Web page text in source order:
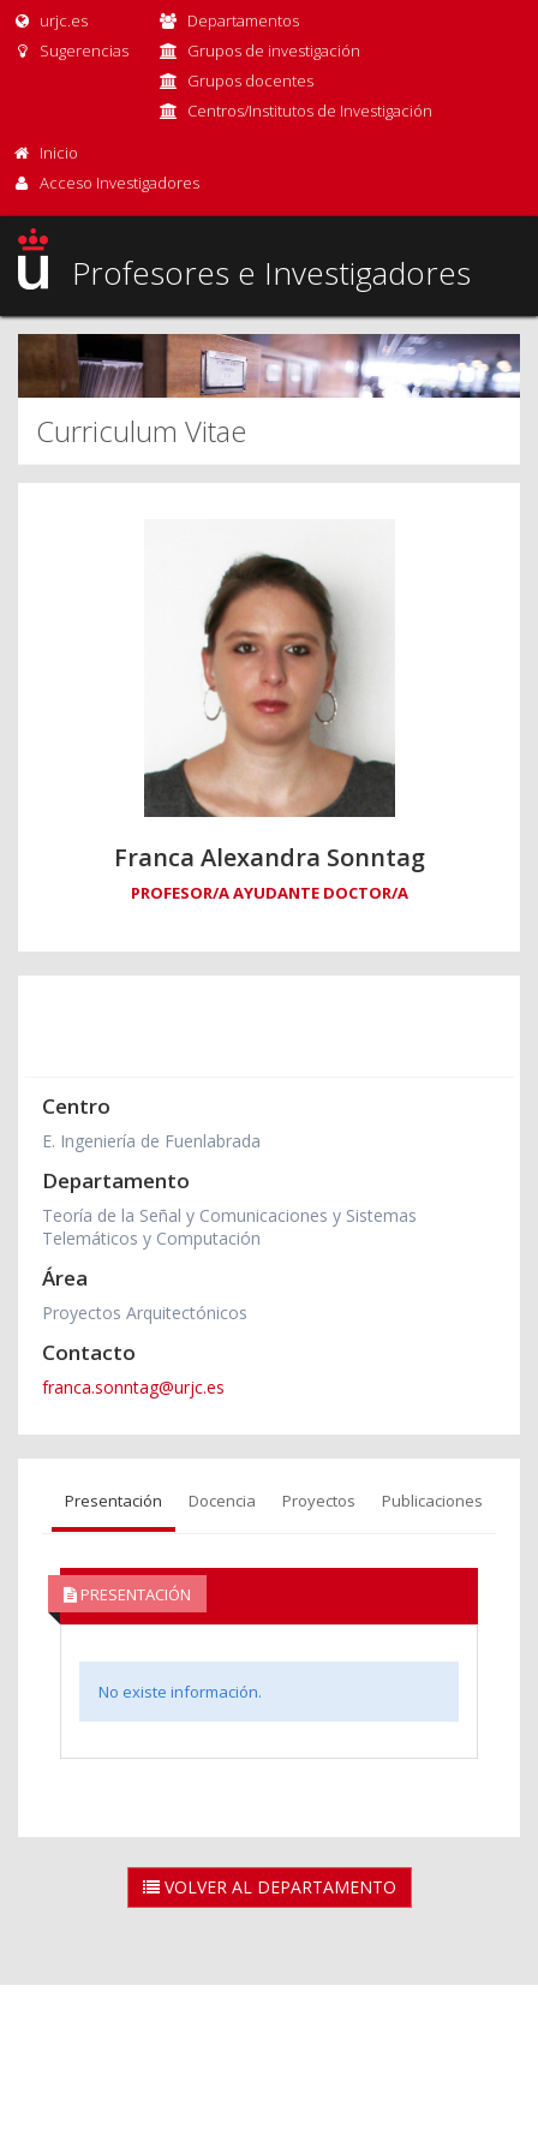
urjc.es
Sugerencias
Departamentos
Grupos de investigación
Grupos docentes
Centros/Institutos de Investigación
Inicio
Acceso Investigadores
Profesores e Investigadores
Curriculum Vitae
Franca Alexandra Sonntag
PROFESOR/A AYUDANTE DOCTOR/A
Centro
E. Ingeniería de Fuenlabrada
Departamento
Teoría de la Señal y Comunicaciones y Sistemas
Telemáticos y Computación
Área
Proyectos Arquitectónicos
Contacto
franca.sonntag@urjc.es
Presentación Docencia Proyectos Publicaciones
PRESENTACIÓN
No existe información.
VOLVER AL DEPARTAMENTO